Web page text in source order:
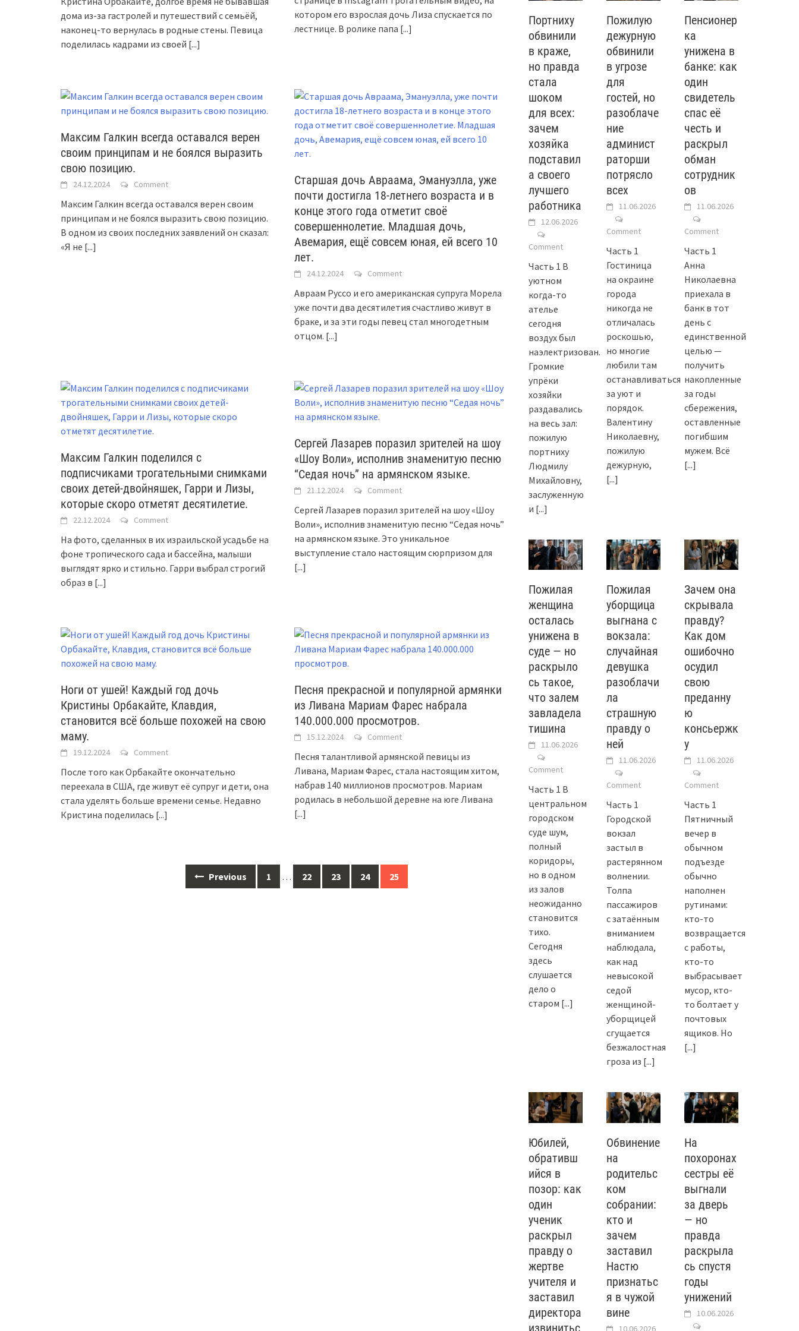
дома из-за гастролей и путешествий с семьёй,
наконец-то вернулась в родные стены. Певица
поделилась кадрами из своей [...]
котором его взрослая дочь Лиза спускается по
лестнице. В ролике папа [...]
Максим Галкин всегда оставался верен
своим принципам и не боялся выразить
свою позицию.
24.12.2024 Comment
Максим Галкин всегда оставался верен своим
принципам и не боялся выразить свою позицию.
В одном из своих последних заявлений он сказал:
«Я не [...]
Старшая дочь Авраама, Эмануэлла, уже
почти достигла 18-летнего возраста и в
конце этого года отметит своё
совершеннолетие. Младшая дочь,
Авемария, ещё совсем юная, ей всего 10
лет.
24.12.2024 Comment
Авраам Руссо и его американская супруга Морела
уже почти два десятилетия счастливо живут в
браке, и за эти годы певец стал многодетным
отцом. [...]
Максим Галкин поделился с
подписчиками трогательными снимками
своих детей-двойняшек, Гарри и Лизы,
которые скоро отметят десятилетие.
22.12.2024 Comment
На фото, сделанных в их израильской усадьбе на
фоне тропического сада и бассейна, малыши
выглядят ярко и стильно. Гарри выбрал строгий
образ в [...]
Сергей Лазарев поразил зрителей на шоу
«Шоу Воли», исполнив знаменитую песню
“Седая ночь” на армянском языке.
21.12.2024 Comment
Сергей Лазарев поразил зрителей на шоу «Шоу
Воли», исполнив знаменитую песню “Седая ночь”
на армянском языке. Это уникальное
выступление стало настоящим сюрпризом для
[...]
Ноги от ушей! Каждый год дочь
Кристины Орбакайте, Клавдия,
становится всё больше похожей на свою
маму.
19.12.2024 Comment
После того как Орбакайте окончательно
переехала в США, где живут её супруг и дети, она
стала уделять больше времени семье. Недавно
Кристина поделилась [...]
Песня прекрасной и популярной армянки
из Ливана Мариам Фарес набрала
140.000.000 просмотров.
15.12.2024 Comment
Песня талантливой армянской певицы из
Ливана, Мариам Фарес, стала настоящим хитом,
набрав 140 миллионов просмотров. Мариам
родилась в небольшой деревне на юге Ливана
[...]
Previous 1 … 22 23 24 25
Портниху
обвинили
в краже,
но правда
стала
шоком
для всех:
зачем
хозяйка
подставил
а своего
лучшего
работника
12.06.2026
Comment
Часть 1 В
уютном
когда-то
ателье
сегодня
воздух был
наэлектризован.
Громкие
упрёки
хозяйки
раздавались
на весь зал:
пожилую
портниху
Людмилу
Михайловну,
заслуженную
и [...]
Пожилую
дежурную
обвинили
в угрозе
для
гостей, но
разоблаче
ние
админист
раторши
потрясло
всех
11.06.2026
Comment
Часть 1
Гостиница
на окраине
города
никогда не
отличалась
роскошью,
но многие
любили там
останавливаться
за уют и
порядок.
Валентину
Николаевну,
пожилую
дежурную,
[...]
Пенсионер
ка
унижена в
банке: как
один
свидетель
спас её
честь и
раскрыл
обман
сотрудник
ов
11.06.2026
Comment
Часть 1
Анна
Николаевна
приехала в
банк в тот
день с
единственной
целью —
получить
накопленные
за годы
сбережения,
оставленные
погибшим
мужем. Всё
[...]
Пожилая
женщина
осталась
унижена в
суде — но
раскрыло
сь такое,
что залем
завладела
тишина
11.06.2026
Comment
Часть 1 В
центральном
городском
суде шум,
полный
коридоры,
но в одном
из залов
неожиданно
становится
тихо.
Сегодня
здесь
слушается
дело о
старом [...]
Пожилая
уборщица
выгнана с
вокзала:
случайная
девушка
разоблачи
ла
страшную
правду о
ней
11.06.2026
Comment
Часть 1
Городской
вокзал
застыл в
растерянном
волнении.
Толпа
пассажиров
с затаённым
вниманием
наблюдала,
как над
невысокой
седой
женщиной-
уборщицей
сгущается
безжалостная
гроза из [...]
Зачем она
скрывала
правду?
Как дом
ошибочно
осудил
свою
преданну
ю
консьержк
у
11.06.2026
Comment
Часть 1
Пятничный
вечер в
обычном
подъезде
обычно
наполнен
рутинами:
кто-то
возвращается
с работы,
кто-то
выбрасывает
мусор, кто-
то болтает у
почтовых
ящиков. Но
[...]
Юбилей,
обративш
ийся в
позор: как
один
ученик
раскрыл
правду о
жертве
учителя и
заставил
директора
извинитьс
Обвинение
на
родительс
ком
собрании:
кто и
зачем
заставил
Настю
признатьс
я в чужой
вине
10.06.2026
На
похоронах
сестры её
выгнали
за дверь
— но
правда
раскрыла
сь спустя
годы
унижений
10.06.2026